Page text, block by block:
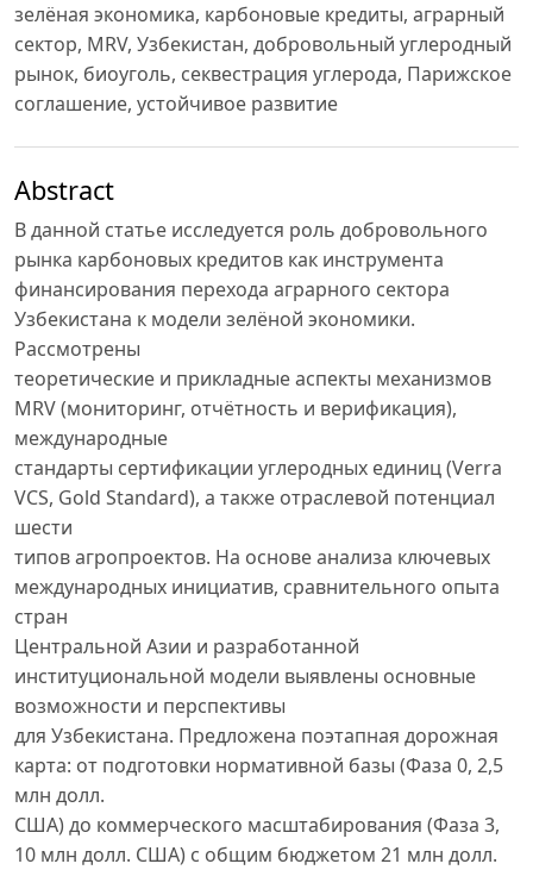
зелёная экономика, карбоновые кредиты, аграрный
сектор, MRV, Узбекистан, добровольный углеродный
рынок, биоуголь, секвестрация углерода, Парижское
соглашение, устойчивое развитие
Abstract
В данной статье исследуется роль добровольного
рынка карбоновых кредитов как инструмента
финансирования перехода аграрного сектора
Узбекистана к модели зелёной экономики.
Рассмотрены
теоретические и прикладные аспекты механизмов
MRV (мониторинг, отчётность и верификация),
международные
стандарты сертификации углеродных единиц (Verra
VCS, Gold Standard), а также отраслевой потенциал
шести
типов агропроектов. На основе анализа ключевых
международных инициатив, сравнительного опыта
стран
Центральной Азии и разработанной
институциональной модели выявлены основные
возможности и перспективы
для Узбекистана. Предложена поэтапная дорожная
карта: от подготовки нормативной базы (Фаза 0, 2,5
млн долл.
США) до коммерческого масштабирования (Фаза 3,
10 млн долл. США) с общим бюджетом 21 млн долл.